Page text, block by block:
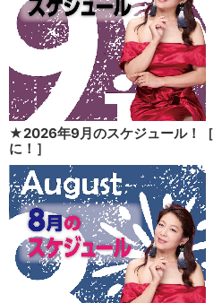
★2026年9月のスケジュール！
に！］